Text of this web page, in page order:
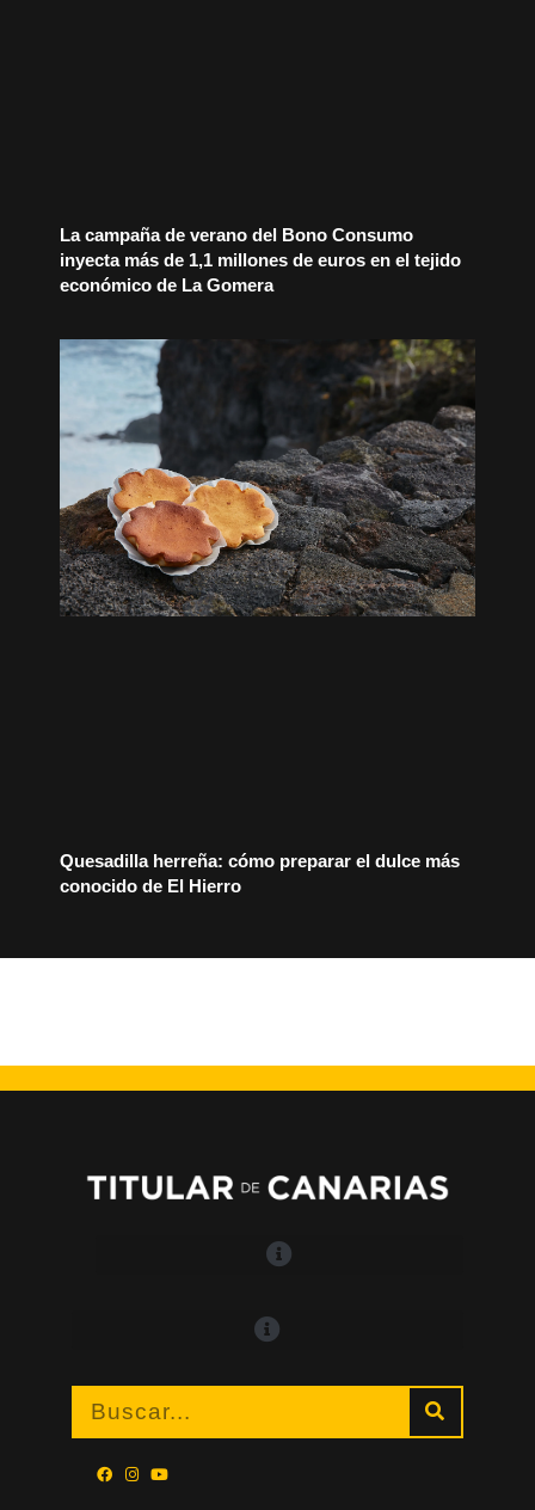
La campaña de verano del Bono Consumo
inyecta más de 1,1 millones de euros en el tejido
económico de La Gomera
Quesadilla herreña: cómo preparar el dulce más
conocido de El Hierro